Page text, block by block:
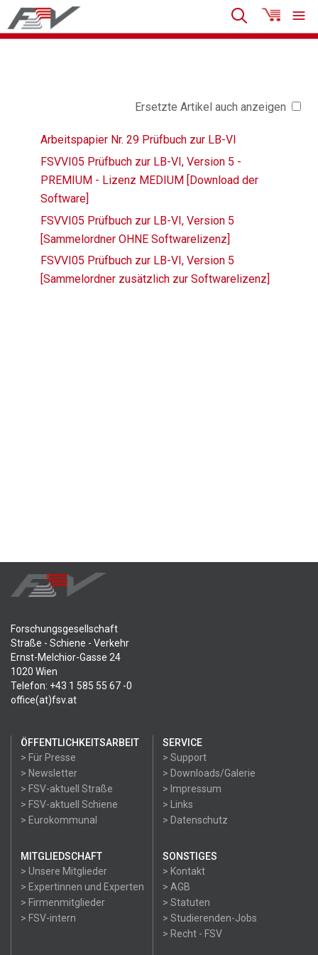
Ersetzte Artikel auch anzeigen
Arbeitspapier Nr. 29 Prüfbuch zur LB-VI
FSVVI05 Prüfbuch zur LB-VI, Version 5 -
PREMIUM - Lizenz MEDIUM [Download der
Software]
FSVVI05 Prüfbuch zur LB-VI, Version 5
[Sammelordner OHNE Softwarelizenz]
FSVVI05 Prüfbuch zur LB-VI, Version 5
[Sammelordner zusätzlich zur Softwarelizenz]
Forschungsgesellschaft
Straße - Schiene - Verkehr
Ernst-Melchior-Gasse 24
1020 Wien
Telefon: +43 1 585 55 67 -0
office(at)fsv.at
ÖFFENTLICHKEITSARBEIT
> Für Presse
> Newsletter
> FSV-aktuell Straße
> FSV-aktuell Schiene
> Eurokommunal
SERVICE
> Support
> Downloads/Galerie
> Impressum
> Links
> Datenschutz
MITGLIEDSCHAFT
> Unsere Mitglieder
> Expertinnen und Experten
> Firmenmitglieder
> FSV-intern
SONSTIGES
> Kontakt
> AGB
> Statuten
> Studierenden-Jobs
> Recht - FSV